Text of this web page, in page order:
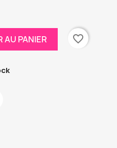
AU PANIER favorite_border